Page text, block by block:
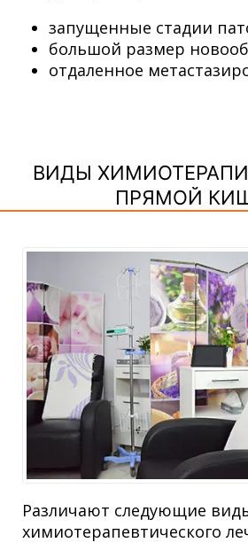
запущенные стадии
большой размер
отдаленное
ВИДЫ
ПРЯМОЙ
Различают следующие
химиотерапевтического